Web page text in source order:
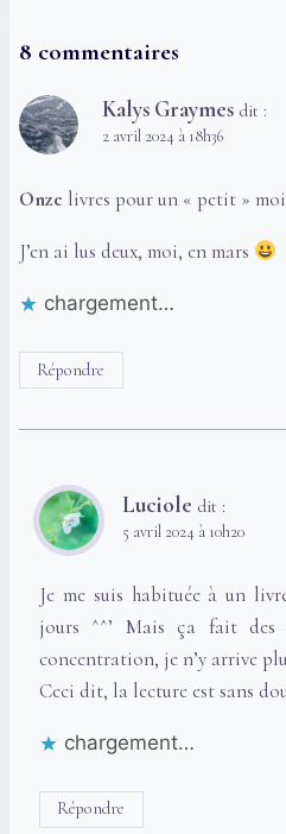
8 commentaires
Kalys Graymes dit :
2 avril 2024 à 18h36
Onze livres pour un « petit »
J’en ai lus deux, moi, en mars
chargement…
Répondre
Luciole dit :
5 avril 2024 à 10h20
Je me suis habituée à un
jours ^^’ Mais ça fait
concentration, je n’y arrive
Ceci dit, la lecture est sans
chargement…
Répondre